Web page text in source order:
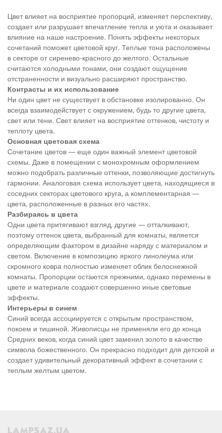
Цвет влияет на восприятие пропорций, изменяет перспективу,
создает или разрушает впечатление тепла и уюта и оказывает
влияние на наше настроение. Понять эффекты некоторых
сочетаний поможет цветовой круг. Теплые тона расположены
в секторе от сиренево-красного до желтого. Остальные
считаются холодными тонами, они создают ощущение
отстраненности и визуально расширяют пространство.
Контрасты и их использование
Ни один цвет не существует в обстановке изолированно. Он
всегда взаимодействует с окружением, будь то другие цвета,
свет или тени. Свет влияет на восприятие оттенков, чистоту и
теплоту цвета.
Основная цветовая схема
Сочетание цветов — еще один важный элемент цветовой
схемы. Даже в помещении с монохромным оформлением
можно подобрать различные оттенки, позволяющие достигнуть
гармонии. Аналоговая схема использует цвета, находящиеся в
соседних секторах цветового круга, а комплементарная —
цвета, расположенные в разных его частях.
Разбираясь в цвета
Одни цвета притягивают взгляд, другие — отталкивают,
поэтому оттенок цвета, выбранный для комнаты, является
определяющим фактором в дизайне наряду с материалом и
светом. Включение в композицию яркого линолеума или
скромного ковра полностью изменяет облик белоснежной
комнаты. Пропорции остаются прежними, однако перемены в
цвете и материале создают совершенно иные световые
эффекты.
Интерьеры в синем
Синий всегда ассоциируется с открытым пространством,
покоем и тишиной. Живописцы не применяли его до конца
Средних веков, когда синий цвет заменил золото в качестве
символа божественного. Он прекрасно подходит для детской и
создает удивительный декоративный эффект в сочетании с
теплым желтым цветом.